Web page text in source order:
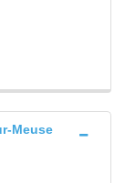
Meuse